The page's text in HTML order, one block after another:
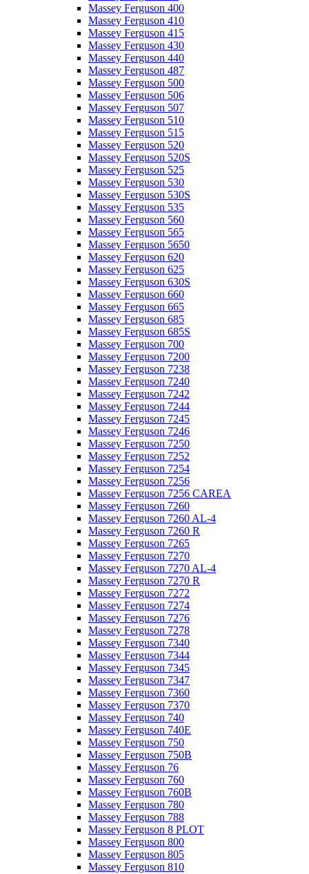
Massey Ferguson 400
Massey Ferguson 410
Massey Ferguson 415
Massey Ferguson 430
Massey Ferguson 440
Massey Ferguson 487
Massey Ferguson 500
Massey Ferguson 506
Massey Ferguson 507
Massey Ferguson 510
Massey Ferguson 515
Massey Ferguson 520
Massey Ferguson 520S
Massey Ferguson 525
Massey Ferguson 530
Massey Ferguson 530S
Massey Ferguson 535
Massey Ferguson 560
Massey Ferguson 565
Massey Ferguson 5650
Massey Ferguson 620
Massey Ferguson 625
Massey Ferguson 630S
Massey Ferguson 660
Massey Ferguson 665
Massey Ferguson 685
Massey Ferguson 685S
Massey Ferguson 700
Massey Ferguson 7200
Massey Ferguson 7238
Massey Ferguson 7240
Massey Ferguson 7242
Massey Ferguson 7244
Massey Ferguson 7245
Massey Ferguson 7246
Massey Ferguson 7250
Massey Ferguson 7252
Massey Ferguson 7254
Massey Ferguson 7256
Massey Ferguson 7256 CAREA
Massey Ferguson 7260
Massey Ferguson 7260 AL-4
Massey Ferguson 7260 R
Massey Ferguson 7265
Massey Ferguson 7270
Massey Ferguson 7270 AL-4
Massey Ferguson 7270 R
Massey Ferguson 7272
Massey Ferguson 7274
Massey Ferguson 7276
Massey Ferguson 7278
Massey Ferguson 7340
Massey Ferguson 7344
Massey Ferguson 7345
Massey Ferguson 7347
Massey Ferguson 7360
Massey Ferguson 7370
Massey Ferguson 740
Massey Ferguson 740E
Massey Ferguson 750
Massey Ferguson 750B
Massey Ferguson 76
Massey Ferguson 760
Massey Ferguson 760B
Massey Ferguson 780
Massey Ferguson 788
Massey Ferguson 8 PLOT
Massey Ferguson 800
Massey Ferguson 805
Massey Ferguson 810